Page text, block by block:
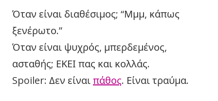
Όταν είναι διαθέσιμος; “Μμμ, κάπως
ξενέρωτο.”
Όταν είναι ψυχρός, μπερδεμένος,
ασταθής; ΕΚΕΙ πας και κολλάς.
Spoiler: Δεν είναιπάθος. Είναι τραύμα.